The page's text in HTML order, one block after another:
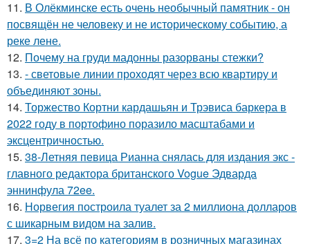
11. В Олёкминске есть очень необычный памятник - он
посвящён не человеку и не историческому событию, а
реке лене.
12. Почему на груди мадонны разорваны стежки?
13. - световые линии проходят через всю квартиру и
объединяют зоны.
14. Торжество Кортни кардашьян и Трэвиса баркера в
2022 году в портофино поразило масштабами и
эксцентричностью.
15. 38-Летняя певица Рианна снялась для издания экс -
главного редактора британского Vogue Эдварда
эннинфула 72ee.
16. Норвегия построила туалет за 2 миллиона долларов
с шикарным видом на залив.
17. 3=2 На всё по категориям в розничных магазинах